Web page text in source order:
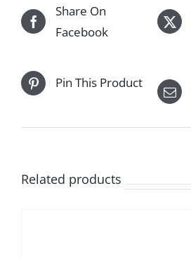
Share On
Facebook
Pin This Product
Related products